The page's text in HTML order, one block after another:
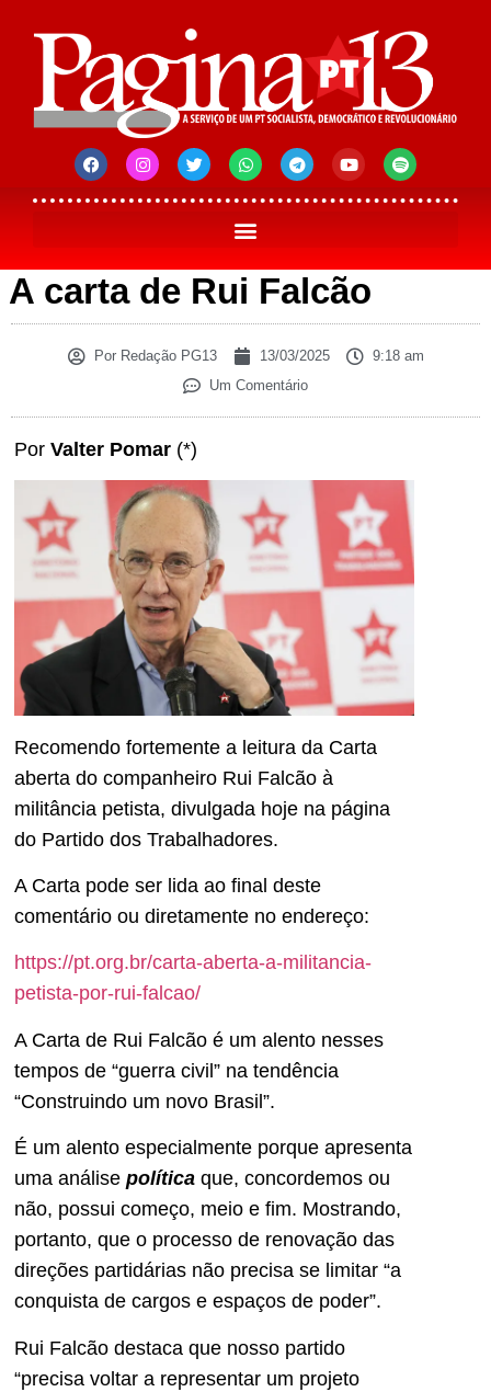
A carta de Rui Falcão
PorRedação PG13 13/03/2025
9:18 am
Um Comentário
Por Valter Pomar (*)
Recomendo fortemente a leitura da Carta
aberta do companheiro Rui Falcão à
militância petista, divulgada hoje na página
do Partido dos Trabalhadores.
A Carta pode ser lida ao final deste
comentário ou diretamente no endereço:
https://pt.org.br/carta-aberta-a-militancia-
petista-por-rui-falcao/
A Carta de Rui Falcão é um alento nesses
tempos de “guerra civil” na tendência
“Construindo um novo Brasil”.
É um alento especialmente porque apresenta
uma análise política que, concordemos ou
não, possui começo, meio e fim. Mostrando,
portanto, que o processo de renovação das
direções partidárias não precisa se limitar “a
conquista de cargos e espaços de poder”.
Rui Falcão destaca que nosso partido
“precisa voltar a representar um projeto